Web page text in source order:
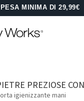
MINIMA DI 29,99€
PIETRE PREZIOSE
igienizzante mani